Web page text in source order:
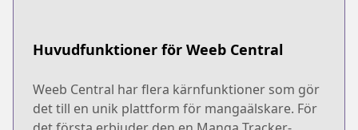
Huvudfunktioner för Weeb Central
Weeb Central har flera kärnfunktioner som gör
det till en unik plattform för mangaälskare. För